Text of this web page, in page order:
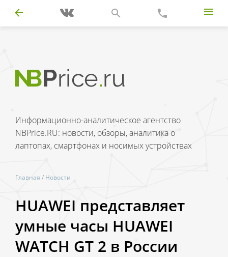
Информационно-аналитическое агентство
NBPrice.RU: новости, обзоры, аналитика о
лаптопах, смартфонах и носимых устройствах
Главная / Новости
HUAWEI представляет
умные часы HUAWEI
WATCH GT 2 в России